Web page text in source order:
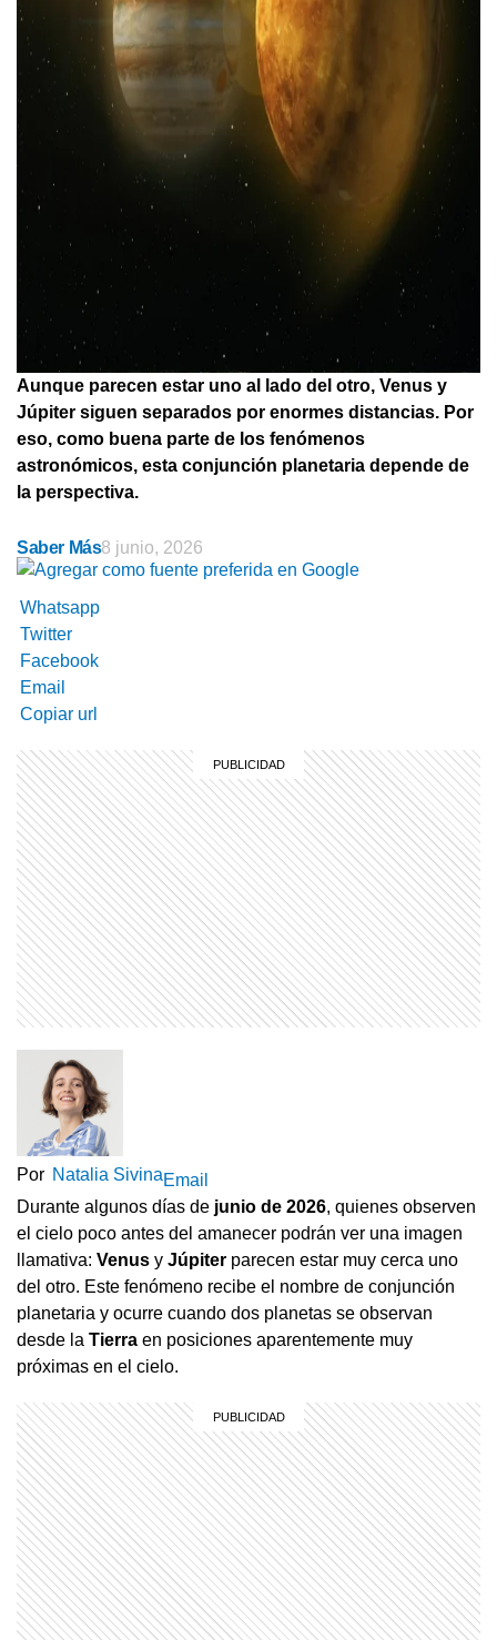
Aunque parecen estar uno al lado del otro, Venus y
Júpiter siguen separados por enormes distancias. Por
eso, como buena parte de los fenómenos
astronómicos, esta conjunción planetaria depende de
la perspectiva.
Saber Más8 junio, 2026
Whatsapp
Twitter
Facebook
Email
Copiar url
Por Natalia SivinaEmail
Durante algunos días de junio de 2026, quienes observen
el cielo poco antes del amanecer podrán ver una imagen
llamativa: Venus y Júpiter parecen estar muy cerca uno
del otro. Este fenómeno recibe el nombre de conjunción
planetaria y ocurre cuando dos planetas se observan
desde la Tierra en posiciones aparentemente muy
próximas en el cielo.